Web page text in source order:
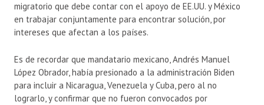
migratorio que debe contar con el apoyo de EE.UU. y México
en trabajar conjuntamente para encontrar solución, por
intereses que afectan a los países.
Es de recordar que mandatario mexicano, Andrés Manuel
López Obrador, había presionado a la administración Biden
para incluir a Nicaragua, Venezuela y Cuba, pero al no
lograrlo, y confirmar que no fueron convocados por